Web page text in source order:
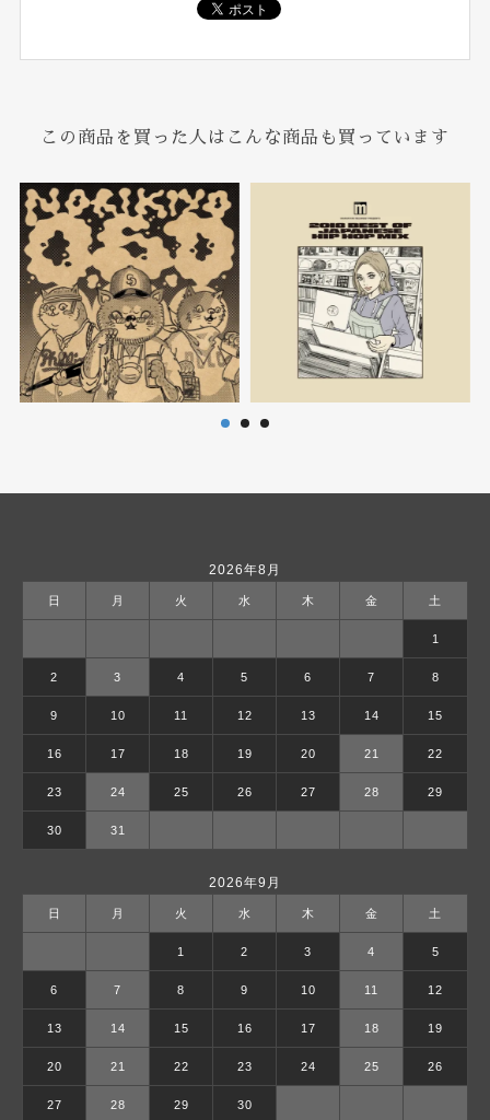
この商品を買った人はこんな商品も買っています
2026年8月
日 月 火 水 木 金 土
1
2 3 4 5 6 7 8
9 10 11 12 13 14 15
16 17 18 19 20 21 22
23 24 25 26 27 28 29
30 31
2026年9月
日 月 火 水 木 金 土
1 2 3 4 5
6 7 8 9 10 11 12
13 14 15 16 17 18 19
20 21 22 23 24 25 26
27 28 29 30